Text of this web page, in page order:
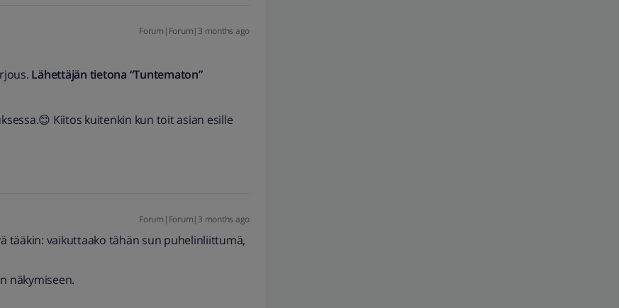
Forum|Forum|3 months ago
Lähettäjän tietona “Tuntematon”
Kiitos kuitenkin kun toit asian esille
Forum|Forum|3 months ago
tääkin: vaikuttaako tähän sun puhelinliittumä,
näkymiseen.